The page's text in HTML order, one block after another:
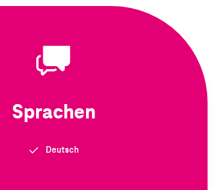
Sprachen
Deutsch